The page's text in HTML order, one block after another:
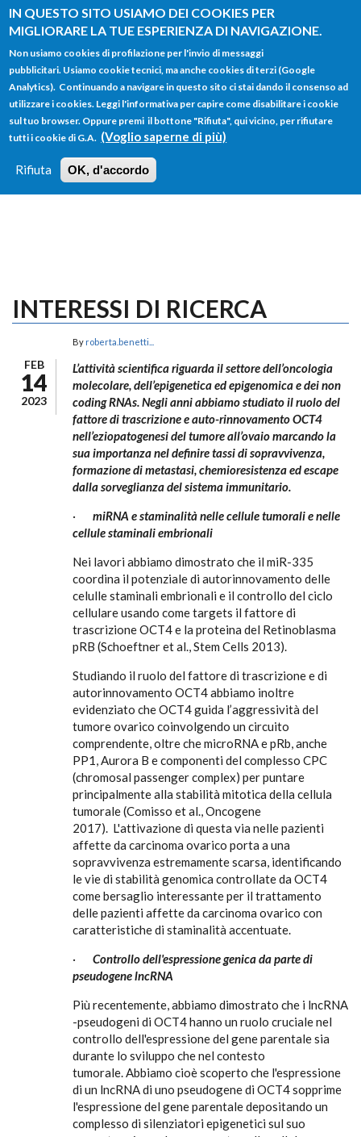
IN QUESTO SITO USIAMO DEI COOKIES PER
MIGLIORARE LA TUE ESPERIENZA DI NAVIGAZIONE.
Non usiamo cookies di profilazione per l'invio di messaggi
pubblicitari. Usiamo cookie tecnici, ma anche cookies di terzi (Google
Analytics). Continuando a navigare in questo sito ci stai dando il consenso ad
utilizzare i cookies. Leggi l'informativa per capire come disabilitare i cookie
sul tuo browser. Oppure premi il bottone "Rifiuta", qui vicino, per rifiutare
tutti i cookie di G.A. (Voglio saperne di più)
Rifiuta OK, d'accordo
Salta al contenuto principale
FORM
DI
RICERCA
Main menu
HOME TUTTI I PROFILI
LOGIN
INTERESSI DI RICERCA
FEB
14
2023
By roberta.benetti...
L’attività scientifica riguarda il settore dell’oncologia
molecolare, dell’epigenetica ed epigenomica e dei non
coding RNAs. Negli anni abbiamo studiato il ruolo del
fattore di trascrizione e auto-rinnovamento OCT4
nell’eziopatogenesi del tumore all’ovaio marcando la
sua importanza nel definire tassi di sopravvivenza,
formazione di metastasi, chemioresistenza ed escape
dalla sorveglianza del sistema immunitario.
· miRNA e staminalità nelle cellule tumorali e nelle
cellule staminali embrionali
Nei lavori abbiamo dimostrato che il miR-335
coordina il potenziale di autorinnovamento delle
celulle staminali embrionali e il controllo del ciclo
cellulare usando come targets il fattore di
trascrizione OCT4 e la proteina del Retinoblasma
pRB (Schoeftner et al., Stem Cells 2013).
Studiando il ruolo del fattore di trascrizione e di
autorinnovamento OCT4 abbiamo inoltre
evidenziato che OCT4 guida l’aggressività del
tumore ovarico coinvolgendo un circuito
comprendente, oltre che microRNA e pRb, anche
PP1, Aurora B e componenti del complesso CPC
(chromosal passenger complex) per puntare
principalmente alla stabilità mitotica della cellula
tumorale (Comisso et al., Oncogene
2017). L'attivazione di questa via nelle pazienti
affette da carcinoma ovarico porta a una
sopravvivenza estremamente scarsa, identificando
le vie di stabilità genomica controllate da OCT4
come bersaglio interessante per il trattamento
delle pazienti affette da carcinoma ovarico con
caratteristiche di staminalità accentuate.
· Controllo dell'espressione genica da parte di
pseudogene lncRNA
Più recentemente, abbiamo dimostrato che i lncRNA
-pseudogeni di OCT4 hanno un ruolo cruciale nel
controllo dell'espressione del gene parentale sia
durante lo sviluppo che nel contesto
tumorale. Abbiamo cioè scoperto che l'espressione
di un lncRNA di uno pseudogene di OCT4 sopprime
l'espressione del gene parentale depositando un
complesso di silenziatori epigenetici sul suo